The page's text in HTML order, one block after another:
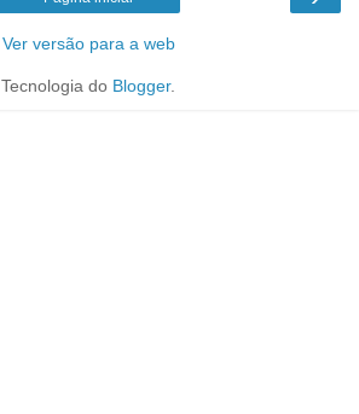
Ver versão para a web
Tecnologia do Blogger.